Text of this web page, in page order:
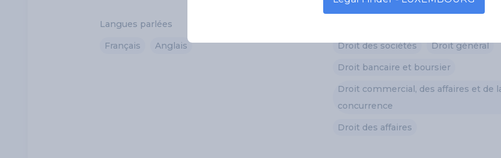
Langues parlées
Français
Anglais
Droit des sociétés
Droit général
Droit bancaire et boursier
Droit commercial, des affaires et de
concurrence
Droit des affaires